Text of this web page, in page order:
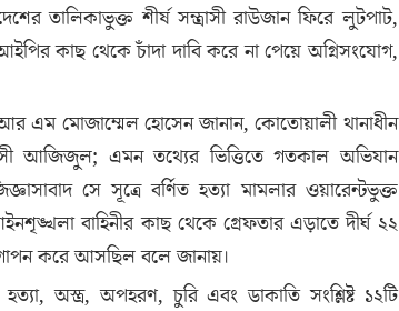
তালিকাভুক্ত শীর্ষ সন্ত্রাসী রাউজান ফিরে লুটপাট,
কাছ থেকে চাঁদা দাবি করে না পেয়ে অগ্নিসংযোগ,
এম মোজাম্মেল হোসেন জানান, কোতোয়ালী থানাধীন
আজিজুল; এমন তথ্যের ভিত্তিতে গতকাল অভিযান
সে সূত্রে বর্ণিত হত্যা মামলার ওয়ারেন্টভুক্ত
বাহিনীর কাছ থেকে গ্রেফতার এড়াতে দীর্ঘ ২২
করে আসছিল বলে জানায়।
অস্ত্র, অপহরণ, চুরি এবং ডাকাতি সংশ্লিষ্ট ১২টি